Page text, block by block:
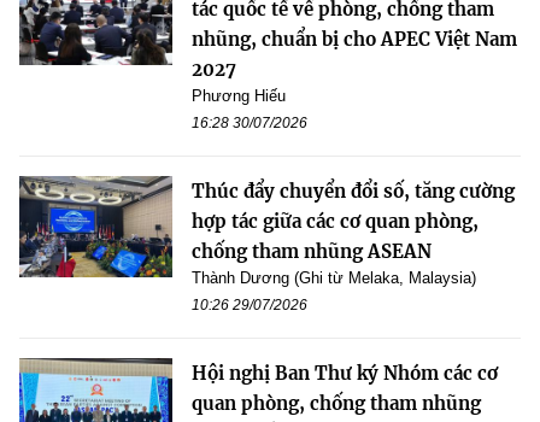
tác quốc tế về phòng, chống tham
nhũng, chuẩn bị cho APEC Việt Nam
2027
Phương Hiếu
16:28 30/07/2026
Thúc đẩy chuyển đổi số, tăng cường
hợp tác giữa các cơ quan phòng,
chống tham nhũng ASEAN
Thành Dương (Ghi từ Melaka, Malaysia)
10:26 29/07/2026
Hội nghị Ban Thư ký Nhóm các cơ
quan phòng, chống tham nhũng